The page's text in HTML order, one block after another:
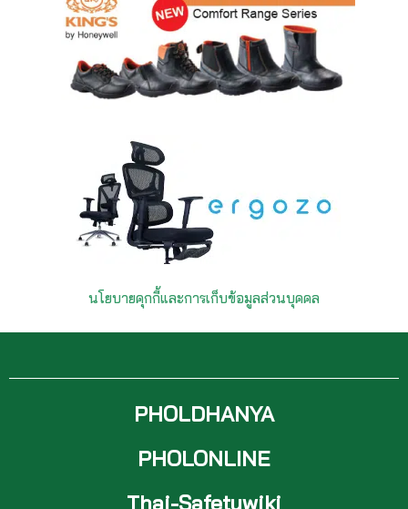
นโยบายคุกกี้และการเก็บข้อมูลส่วนบุคคล
PHOLDHANYA
PHOLONLINE
Thai-Safetywiki